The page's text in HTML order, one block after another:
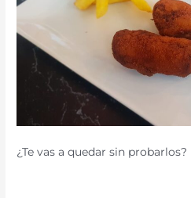
¿Te vas a quedar sin probarlos?